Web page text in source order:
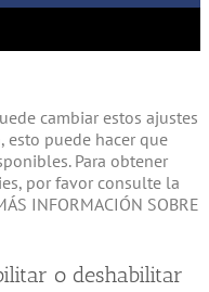
cambiar estos ajustes
esto puede hacer que
Para obtener
por favor consulte la
INFORMACIÓN SOBRE
o deshabilitar